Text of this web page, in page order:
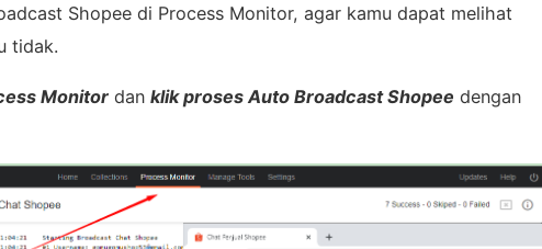
Shopee di Process Monitor, agar kamu dapat melihat
tidak.
Monitor dan klik proses Auto Broadcast Shopee dengan